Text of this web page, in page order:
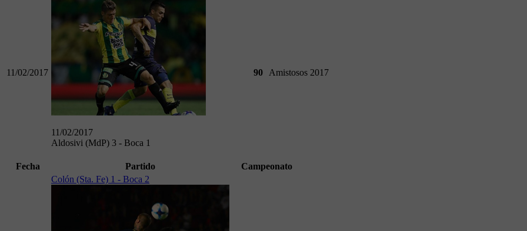
11/02/2017
11/02/2017
Aldosivi (MdP) 3 - Boca 1
90 Amistosos 2017
Fecha Partido
Campeonato
Colón (Sta. Fe) 1 - Boca 2